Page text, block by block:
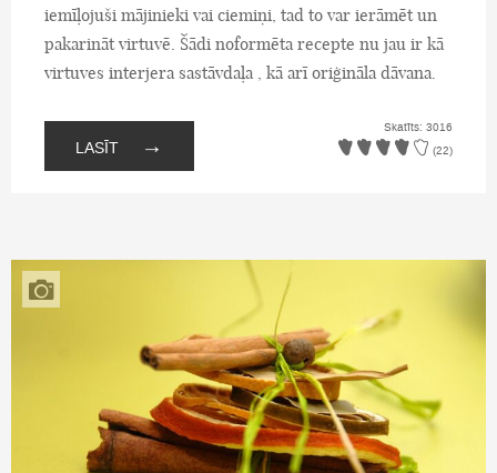
iemīļojuši mājinieki vai ciemiņi, tad to var ierāmēt un
pakarināt virtuvē. Šādi noformēta recepte nu jau ir kā
virtuves interjera sastāvdaļa , kā arī oriģināla dāvana.
LASĪT →
Skatīts: 3016
(22)